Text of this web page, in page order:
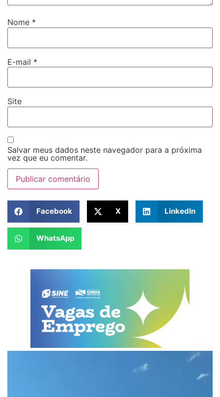
Nome *
E-mail *
Site
Salvar meus dados neste navegador para a próxima
vez que eu comentar.
Facebook X LinkedIn
WhatsApp